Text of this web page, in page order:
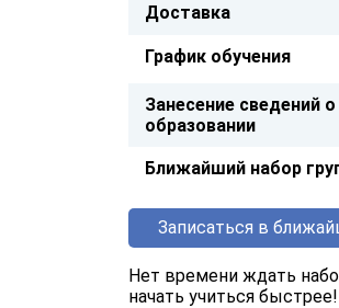
Доставка
График обучения
Занесение сведений
образовании
Ближайший набор
Записаться в
Нет времени ждать
начать учиться быстрее!